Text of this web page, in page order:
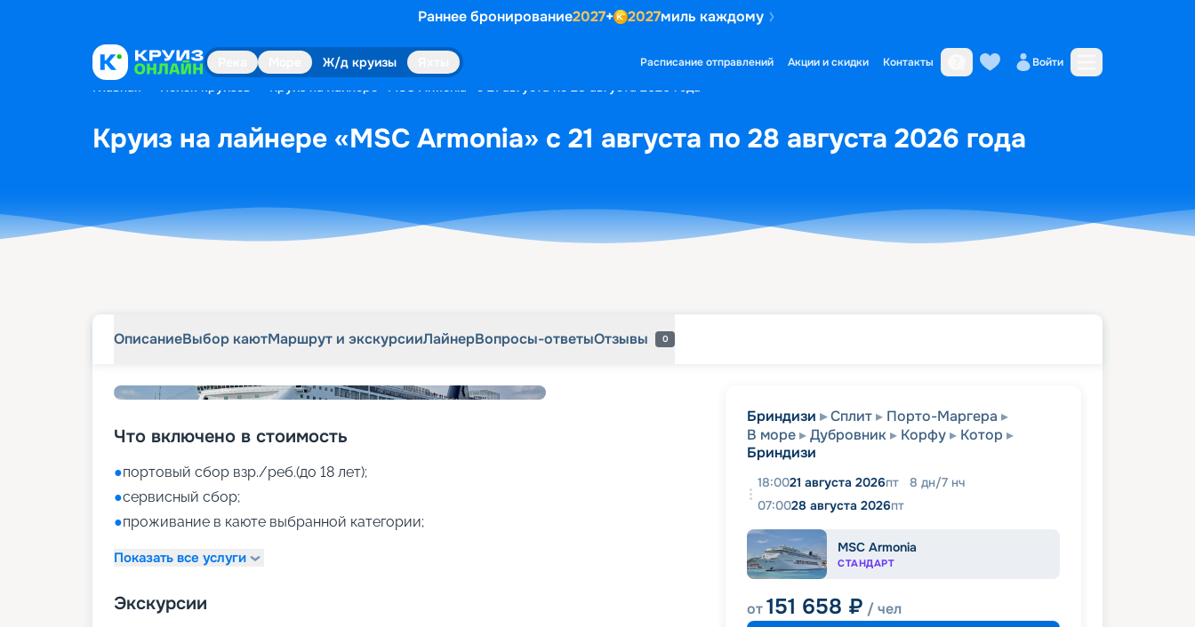
Раннее бронирование2027+ 2027миль каждому
Ж/д круизы Расписание отправлений Акции и скидки Контакты Войти
Главная Поиск круизов Круиз на лайнере «MSC Armonia» с 21 августа по 28 августа 2026 года
Круиз на лайнере «MSC Armonia» с 21 августа по 28 августа 2026 года
ОписаниеВыбор каютМаршрут и экскурсииЛайнерВопросы-ответыОтзывы 0
Что включено в стоимость
●портовый сбор взр./реб.(до 18 лет);
●сервисный сбор;
●проживание в каюте выбранной категории;
Показать все услуги
Экскурсии
Бриндизи Сплит
Порто-Маргера
В море
Дубровник Корфу
Котор
Бриндизи
18:0021 августа 2026пт 8 дн/7 нч
07:0028 августа 2026пт
MSC Armonia
СТАНДАРТ
от151 658 ₽ / чел